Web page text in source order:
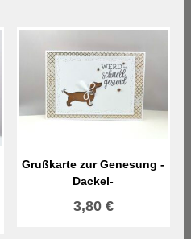
Grußkarte zur Genesung -
Dackel-
3,80 €